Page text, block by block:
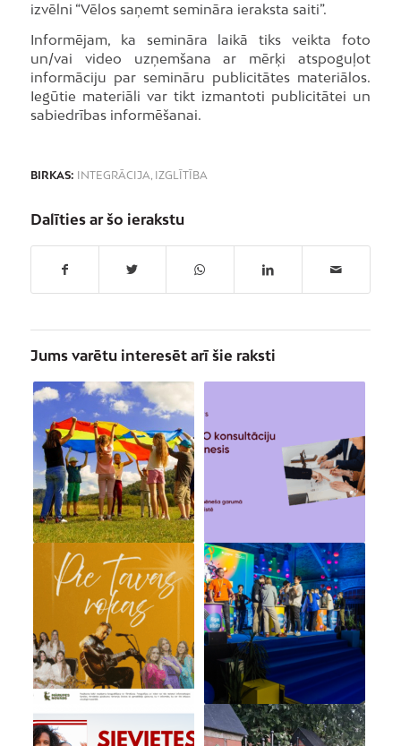
izvēlni “Vēlos saņemt semināra ieraksta saiti”.
Informējam, ka semināra laikā tiks veikta foto
un/vai video uzņemšana ar mērķi atspoguļot
informāciju par semināru publicitātes materiālos.
Iegūtie materiāli var tikt izmantoti publicitātei un
sabiedrības informēšanai.
BIRKAS: INTEGRĀCIJA, IZGLĪTĪBA
Dalīties ar šo ierakstu
Jums varētu interesēt arī šie raksti